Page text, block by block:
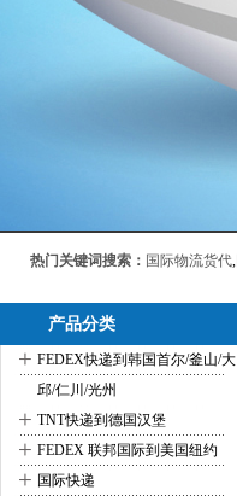
热门关键词搜索： 国际物流货代,
产品分类
+ FEDEX快递到韩国首尔/釜山/大
邱/仁川/光州
+ TNT快递到德国汉堡
+ FEDEX 联邦国际到美国纽约
+ 国际快递